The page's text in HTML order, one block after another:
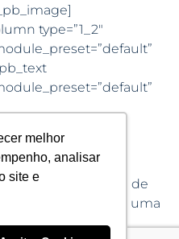
melhor
analisar
site e
type=”1_2″
da
e de
realização de mais uma